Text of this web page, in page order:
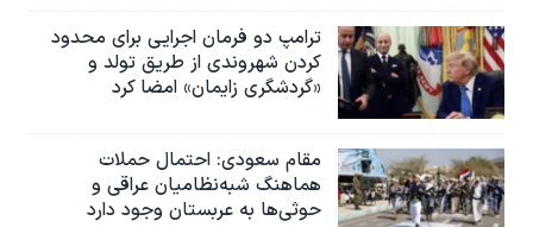
ترامپ دو فرمان اجرایی برای محدود
کردن شهروندی از طریق تولد و
«گردشگری زایمان» امضا کرد
مقام سعودی: احتمال حملات
هماهنگ شبه‌نظامیان عراقی و
حوثی‌ها به عربستان وجود دارد